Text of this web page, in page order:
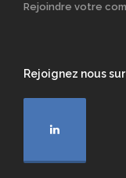
Rejoindre votre
Rejoignez nous sur